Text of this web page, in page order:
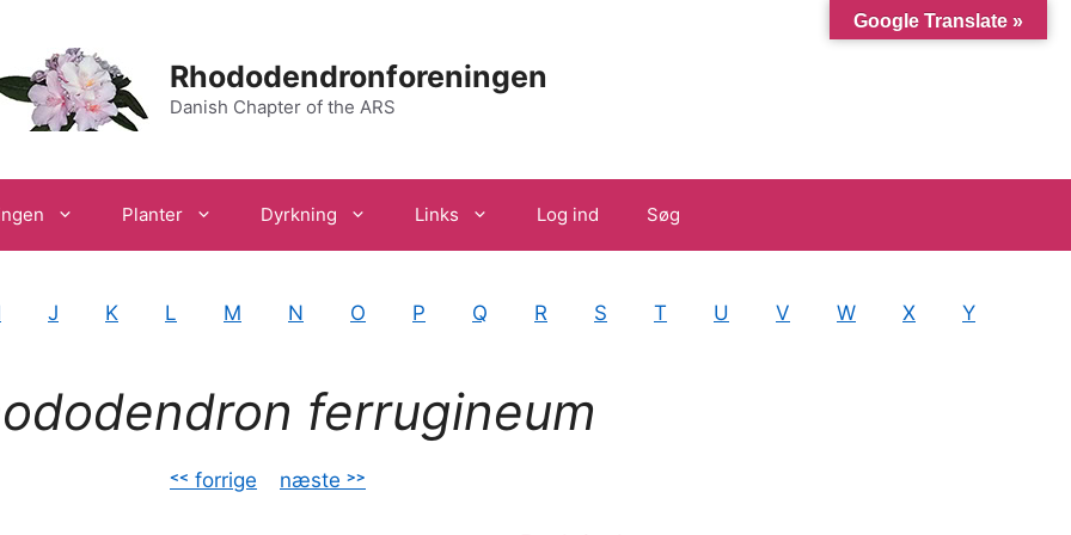
Rhododendronforeningen
Danish Chapter of the ARS
Planter Dyrkning Links Log ind Søg
J K L M N O P Q R S T U V W X
Y
ferrugineum
˂˂ forrige næste ˃˃
Google Translate »